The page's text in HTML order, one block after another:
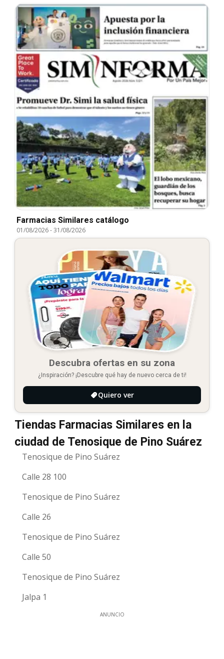
Farmacias Similares catálogo
01/08/2026-31/08/2026
Descubra ofertas en su zona
¿Inspiración? ¡Descubre qué hay de nuevo cerca de ti!
Quiero ver
Tiendas Farmacias Similares en la
ciudad de Tenosique de Pino Suárez
Tenosique de Pino Suárez
Calle 28 100
Tenosique de Pino Suárez
Calle 26
Tenosique de Pino Suárez
Calle 50
Tenosique de Pino Suárez
Jalpa 1
ANUNCIO